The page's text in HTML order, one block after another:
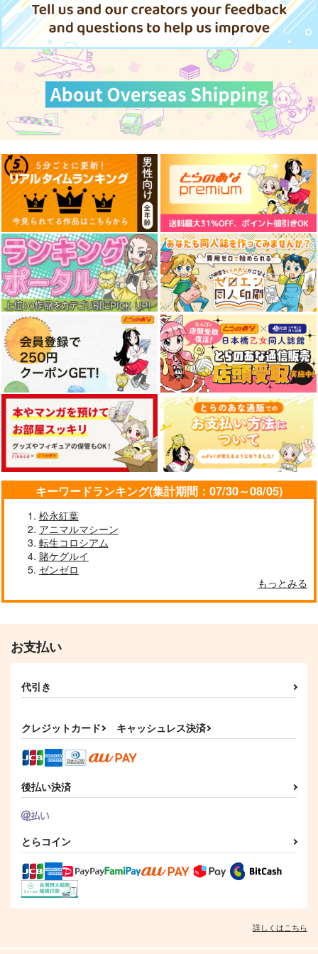
キーワードランキング(集計期間：07/30～08/05)
松永紅葉
アニマルマシーン
転生コロシアム
賭ケグルイ
ゼンゼロ
もっとみる
お支払い
代引き
クレジットカード キャッシュレス決済
後払い決済
とらコイン
詳しくはこちら